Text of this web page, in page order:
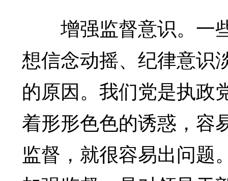
增强监督意识。一
想信念动摇、纪律意识
的原因。我们党是执政
着形形色色的诱惑，容
监督，就很容易出问题